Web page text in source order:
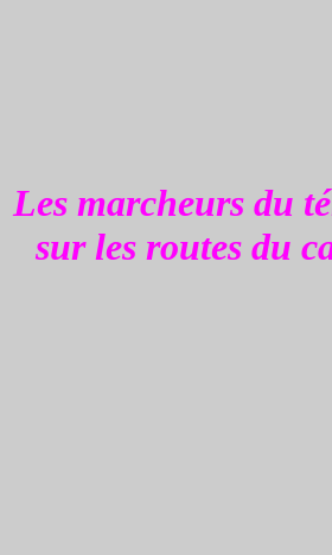
Les marcheurs du
sur les routes du